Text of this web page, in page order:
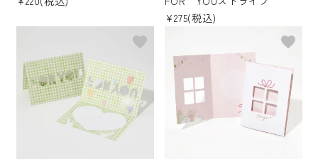
¥275(税込)
favorite favorite